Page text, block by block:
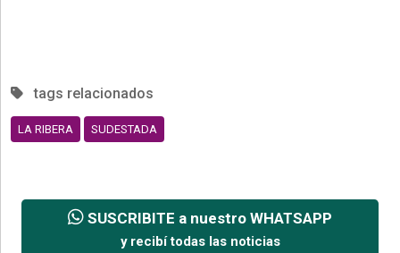
tags relacionados
LA RIBERA SUDESTADA
SUSCRIBITE a nuestro WHATSAPP
y recibí todas las noticias